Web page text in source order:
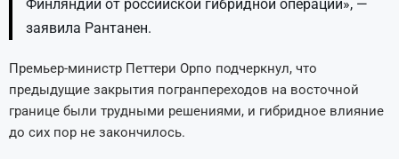
Финляндии от российской гибридной операции», —
заявила Рантанен.
Премьер-министр Петтери Орпо подчеркнул, что
предыдущие закрытия погранпереходов на восточной
границе были трудными решениями, и гибридное влияние
до сих пор не закончилось.